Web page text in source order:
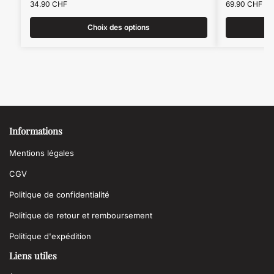
34.90 CHF
Choix des options
69.90 CHF
Informations
Mentions légales
CGV
Politique de confidentialité
Politique de retour et remboursement
Politique d'expédition
Liens utiles